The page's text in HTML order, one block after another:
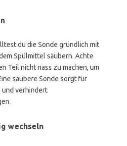
du die Sonde gründlich mit
Spülmittel säubern. Achte
Teil nicht nass zu machen, um
saubere Sonde sorgt für
und verhindert
wechseln